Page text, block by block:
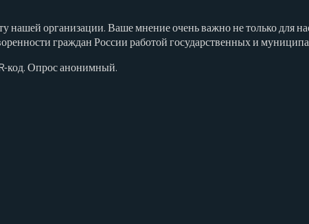
нашей организации. Ваше мнение очень важно не только для
граждан России работой государственных и
код. Опрос анонимный.